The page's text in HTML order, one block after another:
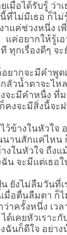
เมื่อได้รับรู้ ว่า
ที่ไม่มีเธอ ก็ไม่
าแค่ช่วงหนึ่ง เ
แค่อยากให้รู้เอ
ทุกเรื่องดีๆ จะ
อยากจะมีคำพูด
ลัวน้ำตาจะไห
จะมีคำหนื่ง ที่ม
ก็คงจะมีสิ่งนี้จะฝ
ว้ข้างในหัวใจ
นานสักแค่ไหน
งในหัวใจ ถืงแ
น จะมีแต่เธอ
น ยังไม่ลืมวันที่
มื่อตื่นลืมตา ก็ไ
ว่าครั้งหนึ่ง เว
ได้เคยหัวเราะกั
ฉันก็ดีใจ อย่าง